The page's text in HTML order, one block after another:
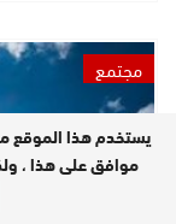
مجتمع
يستخدم هذا الموقع
موافق على هذا ،